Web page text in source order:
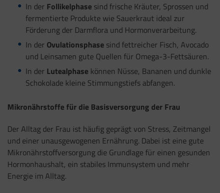
In der Follikelphasesind frische Kräuter, Sprossen und
fermentierte Produkte wie Sauerkraut ideal zur
Förderung der Darmflora und Hormonverarbeitung.
In der Ovulationsphasesind fettreicher Fisch, Avocado
und Leinsamen gute Quellen für Omega-3-Fettsäuren.
In der Lutealphasekönnen Nüsse, Bananen und dunkle
Schokolade kleine Stimmungstiefs abfangen.
Mikronährstoffe für die Basisversorgung der Frau
Der Alltag der Frau ist häufig geprägt von Stress, Zeitmangel
und einer unausgewogenen Ernährung. Dabei ist eine gute
Mikronährstoffversorgung die Grundlage für einen gesunden
Hormonhaushalt, ein stabiles Immunsystem und mehr
Energie im Alltag.